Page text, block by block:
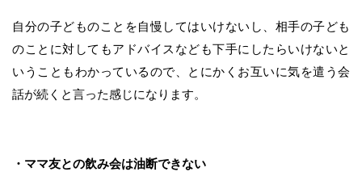
自分の子どものことを自慢してはいけないし、相手の子ども
のことに対してもアドバイスなども下手にしたらいけないと
いうこともわかっているので、とにかくお互いに気を遣う会
話が続くと言った感じになります。
・ママ友との飲み会は油断できない